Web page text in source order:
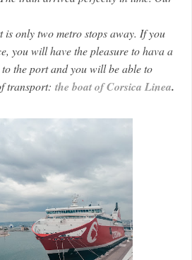
only two metro stops away. If you
you will have the pleasure to hava a
the port and you will be able to
transport: the boat of Corsica Linea.